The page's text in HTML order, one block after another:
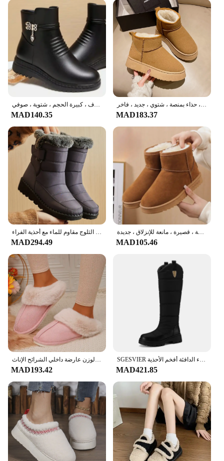
أحذية ثلج من الجلد الطبيعي للنساء ، أحذية سميكة ، مبطنة بالصوف ، كبيرة الحجم ، شتوية ، صوفي
MAD140.35
حذاء برقبة من الفرو المدبوغ للنساء ، حذاء قصير مخملي ، حذاء ثلج دافئ ، حذاء تشيلسي غير رسمي ، حذاء نسائي مسطح ، حذاء بمنصة ، شتوي ، جديد ، فاخر
MAD183.37
الأحذية النسائية موضة 2024 أحذية الشتاء للمرأة أحذية الشتاء الكاحل كعوب منخفضة بوتاس موهير أحذية الثلوج مقاوم للماء مع أحذية الفراء
MAD294.49
أحذية نسائية شتوية للثلج ، أحذية قطنية ، بالإضافة إلى الصوف ، سميكة ، دافئة ، مسطحة ، قصيرة ، مانعة للإنزلاق ، جديدة ،
MAD105.46
مغلق اصبع القدم الدافئة نعال من القطن النساء فو الفراء رشاقته أفخم الشتاء المنزل أحذية امرأة خفيفة الوزن عارضة داخلي الشرائح الإناث
MAD193.42
SGESVIER حجم كبير 44 النساء الدافئة الفراء الركبة عالية الثلوج الأحذية جولة تو أبيض أسود أسفل حزب سيدة منصة الشتاء الدافئة أفخم الأحذية
MAD421.85